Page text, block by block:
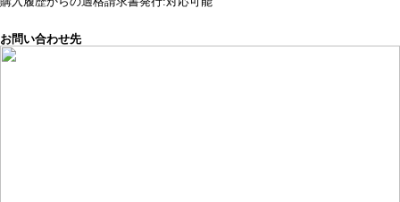
お問い合わせ先